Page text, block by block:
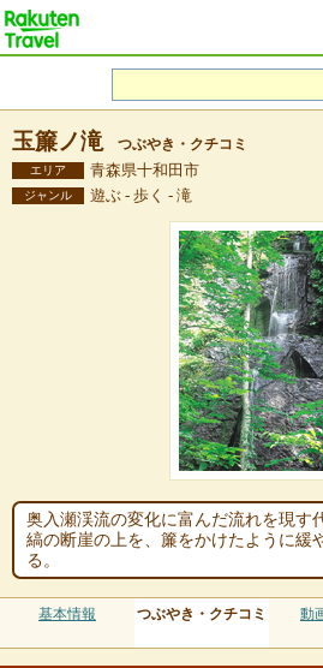
玉簾ノ滝 つぶやき・クチコミ
エリア 青森県十和田市
ジャンル 遊ぶ - 歩く - 滝
奥入瀬渓流の変化に富んだ流れを現す
縞の断崖の上を、簾をかけたように緩
る。
基本情報 つぶやき・クチコミ 動